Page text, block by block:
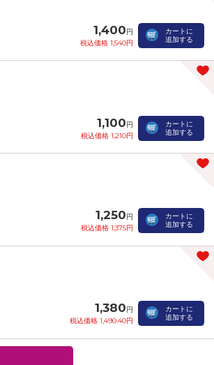
1,400円
税込価格 1,540円
カートに
追加する
1,100円
税込価格 1,210円
カートに
追加する
1,250円
税込価格 1,375円
カートに
追加する
1,380円
税込価格 1,490.40円
カートに
追加する